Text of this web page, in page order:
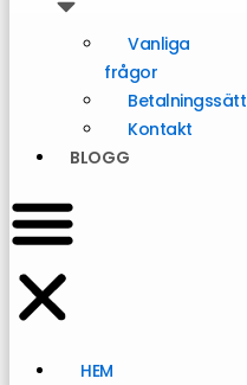
Vanliga
frågor
Betalningssätt
Kontakt
BLOGG
HEM